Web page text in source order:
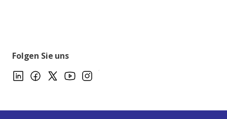
Folgen Sie uns